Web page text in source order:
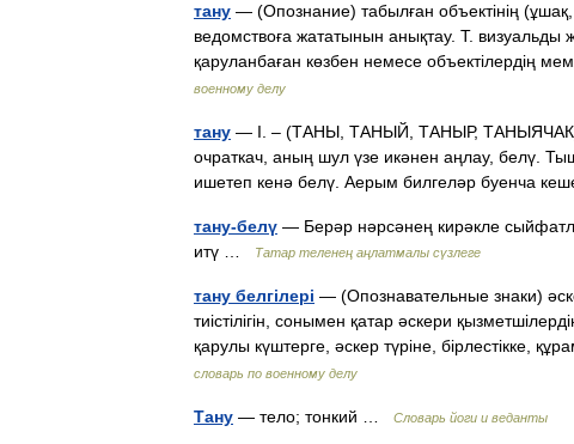
тану — (Опознание) табылған объектінің
ведомствоға жататынын анықтау. Т.
қаруланбаған көзбен немесе объектілердің
военному делу
тану — I. – (ТАНЫ, ТАНЫЙ, ТАНЫР, ТАНЫЯЧАК)
очраткач, аның шул үзе икәнен аңлау, белү.
ишетеп кенә белү. Аерым билгеләр буенча
тану-белү — Берәр нәрсәнең кирәкле
итү …
Татар теленең аңлатмалы сүзлеге
тану белгілері — (Опознавательные знаки)
тиістілігін, сонымен қатар әскери
қарулы күштерге, әскер түріне, бірлестікке,
словарь по военному делу
Тану — тело; тонкий … Словарь йоги и веданты